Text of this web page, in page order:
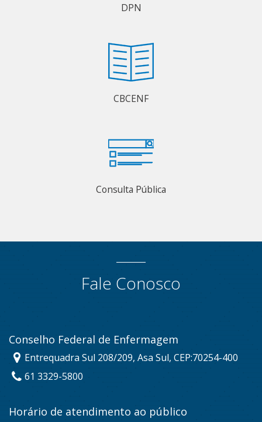
DPN
CBCENF
Consulta Pública
Fale Conosco
Conselho Federal de Enfermagem
Entrequadra Sul 208/209, Asa Sul, CEP:70254-400
61 3329-5800
Horário de atendimento ao público